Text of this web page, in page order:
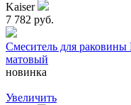
Kaiser
7 782 руб.
Смеситель для
матовый
новинка
Увеличить